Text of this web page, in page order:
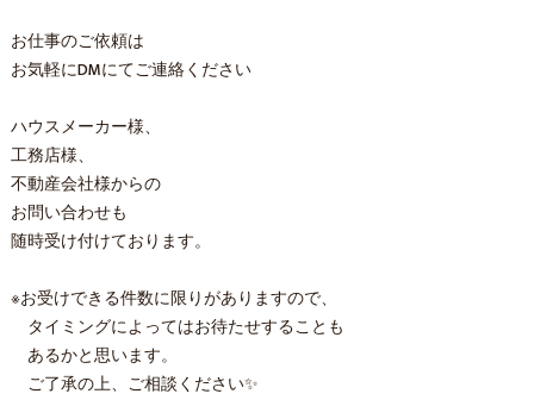
お仕事のご依頼は
お気軽にDMにてご連絡ください
ハウスメーカー様、
工務店様、
不動産会社様からの
お問い合わせも
随時受け付けております。
※お受けできる件数に限りがありますので、
タイミングによってはお待たせすることも
あるかと思います。
ご了承の上、ご相談ください✨